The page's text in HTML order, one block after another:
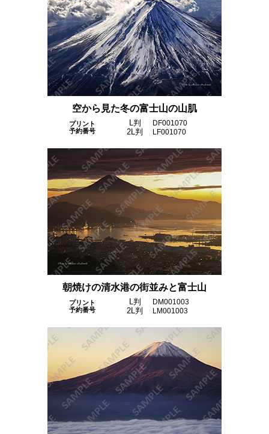
空から見た冬の富士山の山肌
プリント
予約番号
L判 DF001070
2L判 LF001070
朝焼けの清水港の街並みと富士山
プリント
予約番号
L判 DM001003
2L判 LM001003